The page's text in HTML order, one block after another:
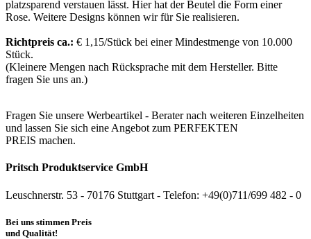
platzsparend verstauen lässt. Hier hat der Beutel die Form einer
Rose. Weitere Designs können wir für Sie realisieren.
Richtpreis ca.: € 1,15/Stück bei einer Mindestmenge von 10.000
Stück.
(Kleinere Mengen nach Rücksprache mit dem Hersteller. Bitte
fragen Sie uns an.)
Fragen Sie unsere Werbeartikel - Berater nach weiteren Einzelheiten
und lassen Sie sich eine Angebot zum PERFEKTEN
PREIS machen.
Pritsch Produktservice GmbH
Leuschnerstr. 53 - 70176 Stuttgart - Telefon: +49(0)711/699 482 - 0
Bei uns stimmen Preis
und Qualität!